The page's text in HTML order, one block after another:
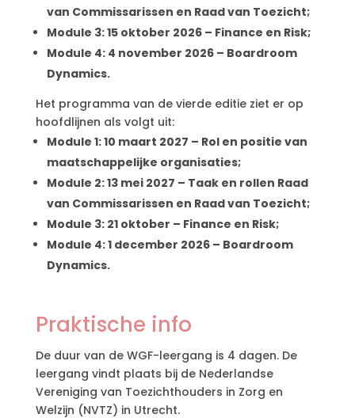
van Commissarissen en Raad van Toezicht;
Module 3: 15 oktober 2026 – Finance en Risk;
Module 4: 4 november 2026 – Boardroom
Dynamics.
Het programma van de vierde editie ziet er op
hoofdlijnen als volgt uit:
Module 1: 10 maart 2027 – Rol en positie van
maatschappelijke organisaties;
Module 2: 13 mei 2027 – Taak en rollen Raad
van Commissarissen en Raad van Toezicht;
Module 3: 21 oktober – Finance en Risk;
Module 4: 1 december 2026 – Boardroom
Dynamics.
Praktische info
De duur van de WGF-leergang is 4 dagen. De
leergang vindt plaats bij de Nederlandse
Vereniging van Toezichthouders in Zorg en
Welzijn (NVTZ) in Utrecht.